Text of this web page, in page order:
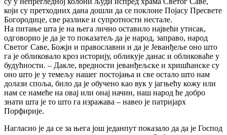
који су претходних дана дошли да се поклоне Појасу Пресвете
Богородице, све разлике и супротности нестале.
На питање шта је на њега лично оставило највећи утисак,
одговорио је да је то показатељ да је народ, заправо, народ
Светог Саве, Божји и православни и да је Јеванђеље оно што
га је обликовало кроз историју, обликује данас и обликоваће у
будућности. – Дакле, вредности јеванђељске и хришћанске су
оно што је у темељу нашег постојања и све остало што нам
долази споља, било да је обучено као вук у јагњећу кожу или
нам се намеће на овај или онај начин, наш народ ће добро
знати шта је то што га изражава – навео је патријарх
Порфирије.
Нагласио је да се за њега још једанпут показало да да је Господ